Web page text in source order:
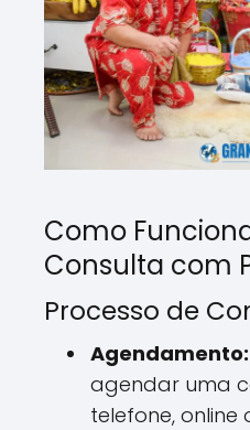
Como
Consulta com
Processo de
Agendamento:
agendar uma
telefone, online